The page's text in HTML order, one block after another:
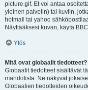
picture.gif. Et voi antaa
yleinen palvelin) tai kuviin,
hotmail tai yahoo
Näyttääksesi kuvan, käytä
Ylös
Mitä ovat globaalit tiedotteet?
Globaalit tiedotteet sisältävät
mahdolista. Ne näkyvät
Globaalien tiedotteiden